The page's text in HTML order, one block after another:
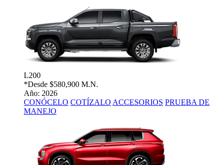
L200
*Desde $580,900 M.N.
Año: 2026
CONÓCELO COTÍZALO ACCESORIOS PRUEBA DE
MANEJO